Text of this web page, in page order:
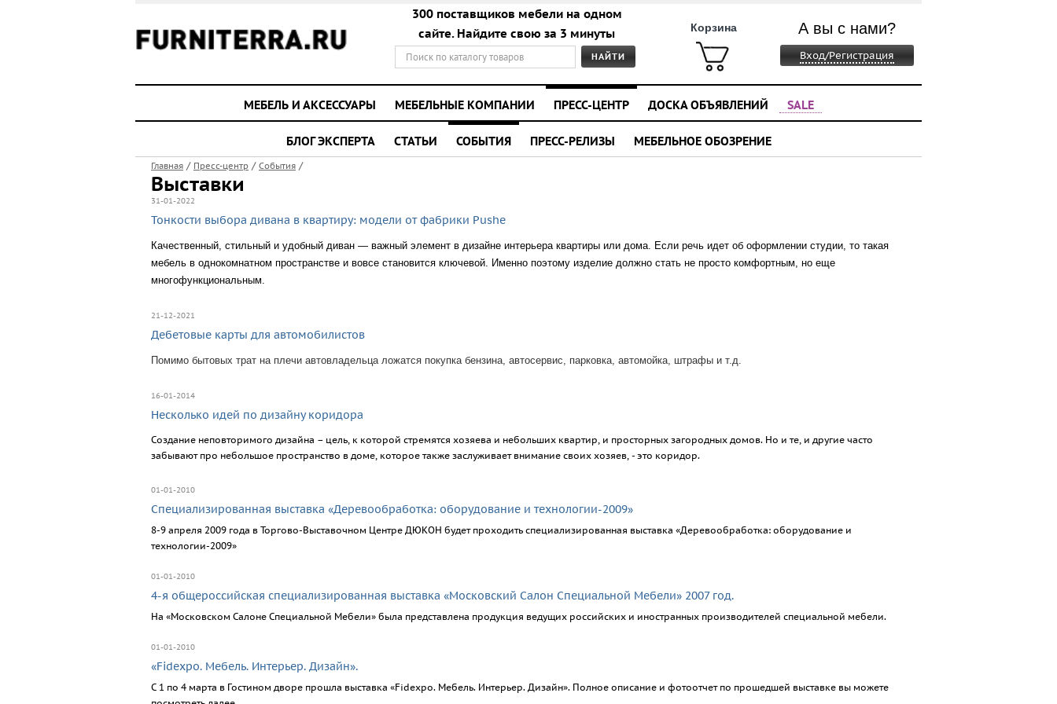
300 поставщиков мебели на одном
сайте. Найдите свою за 3 минуты
Корзина А вы с нами?
Вход/Регистрация
МЕБЕЛЬ И АКСЕССУАРЫ МЕБЕЛЬНЫЕ КОМПАНИИ ПРЕСС-ЦЕНТР ДОСКА ОБЪЯВЛЕНИЙ SALE
БЛОГ ЭКСПЕРТА СТАТЬИ СОБЫТИЯ ПРЕСС-РЕЛИЗЫ МЕБЕЛЬНОЕ ОБОЗРЕНИЕ
Главная / Пресс-центр / События /
Выставки
31-01-2022
Тонкости выбора дивана в квартиру: модели от фабрики Pushe
Качественный, стильный и удобный диван — важный элемент в дизайне интерьера квартиры или дома. Если речь идет об оформлении студии, то такая
мебель в однокомнатном пространстве и вовсе становится ключевой. Именно поэтому изделие должно стать не просто комфортным, но еще
многофункциональным.
21-12-2021
Дебетовые карты для автомобилистов
Помимо бытовых трат на плечи автовладельца ложатся покупка бензина, автосервис, парковка, автомойка, штрафы и т.д.
16-01-2014
Несколько идей по дизайну коридора
Создание неповторимого дизайна – цель, к которой стремятся хозяева и небольших квартир, и просторных загородных домов. Но и те, и другие часто
забывают про небольшое пространство в доме, которое также заслуживает внимание своих хозяев, - это коридор.
01-01-2010
Cпециализированная выставка «Деревообработка: оборудование и технологии-2009»
8-9 апреля 2009 года в Торгово-Выставочном Центре ДЮКОН будет проходить специализированная выставка «Деревообработка: оборудование и
технологии-2009»
01-01-2010
4-я общероссийская специализированная выставка «Московский Салон Специальной Мебели» 2007 год.
На «Московском Салоне Специальной Мебели» была представлена продукция ведущих российских и иностранных производителей специальной мебели.
01-01-2010
«Fidexpo. Мебель. Интерьер. Дизайн».
С 1 по 4 марта в Гостином дворе прошла выставка «Fidexpo. Мебель. Интерьер. Дизайн». Полное описание и фотоотчет по прошедшей выставке вы можете